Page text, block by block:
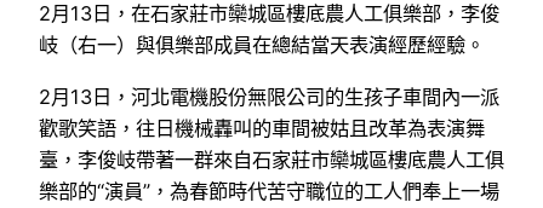
2月13日，在石家莊市欒城區樓底農人工俱樂部，李俊
岐（右一）與俱樂部成員在總結當天表演經歷經驗。
2月13日，河北電機股份無限公司的生孩子車間內一派
歡歌笑語，往日機械轟叫的車間被姑且改革為表演舞
臺，李俊岐帶著一群來自石家莊市欒城區樓底農人工俱
樂部的“演員”，為春節時代苦守職位的工人們奉上一場